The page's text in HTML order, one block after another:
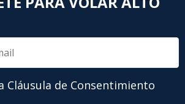
Cláusula de Consentimiento